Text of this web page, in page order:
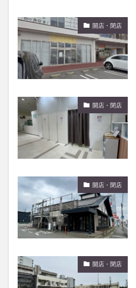
開店・閉店
開店・閉店
開店・閉店
開店・閉店